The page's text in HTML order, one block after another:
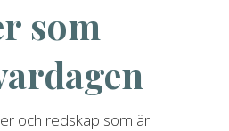
som
och redskap som är